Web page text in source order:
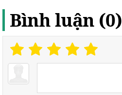
Bình luận (0)